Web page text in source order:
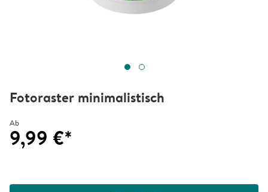
Fotoraster minimalistisch
Ab
9,99 €*